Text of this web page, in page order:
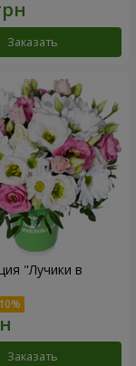
Заказать
"Лучики в
Заказать